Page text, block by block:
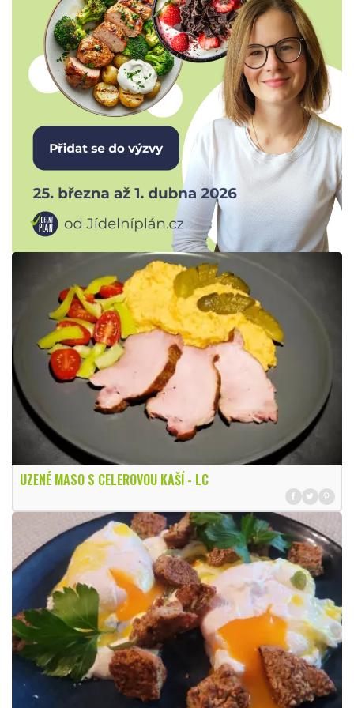
UZENÉ MASO S CELEROVOU KAŠÍ - LC